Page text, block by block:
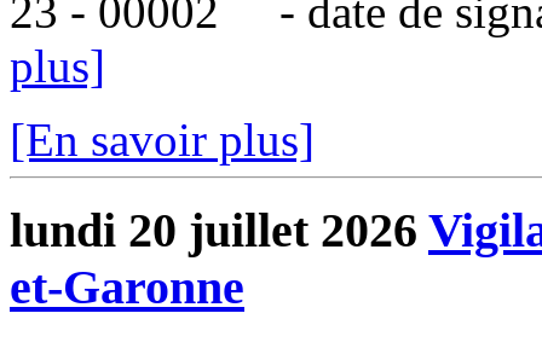
23 - 00002 - date de
plus]
[En savoir plus]
lundi 20 juillet 2026
et-Garonne